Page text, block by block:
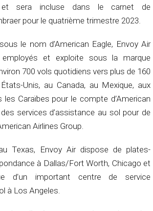
et sera incluse dans le carnet de
pour le quatrième trimestre 2023.
le nom d’American Eagle, Envoy Air
et exploite sous la marque
700 vols quotidiens vers plus de 160
Unis, au Canada, au Mexique, aux
Caraïbes pour le compte d’American
services d’assistance au sol pour de
Airlines Group.
Texas, Envoy Air dispose de plates-
à Dallas/Fort Worth, Chicago et
d’un important centre de service
à Los Angeles.